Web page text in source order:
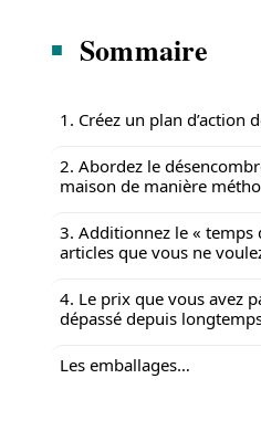
Sommaire
1. Créez un plan d’action
2. Abordez le
maison de manière
3. Additionnez le « temps
articles que vous ne
4. Le prix que vous avez
dépassé depuis
Les emballages…